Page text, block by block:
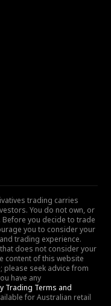
trading carries
You do not own, or
Before you decide to trade
you to consider your
trading experience.
does not consider your
content of this website
please seek advice from
have any
Trading Terms and
for Australian retail